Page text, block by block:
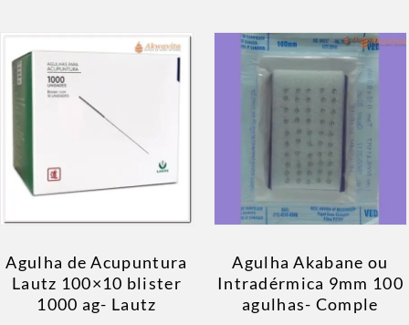
Agulha de Acupuntura
Lautz 100×10 blister
1000 ag- Lautz
Agulha Akabane ou
Intradérmica 9mm 100
agulhas- Comple